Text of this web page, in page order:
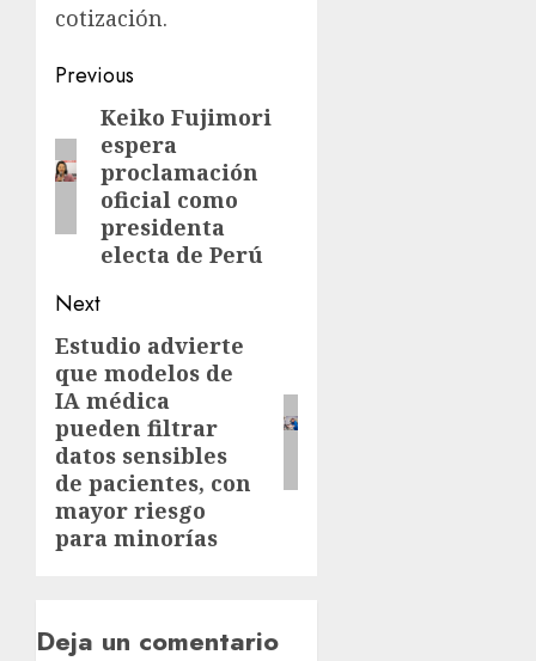
cotización.
Previous
Keiko Fujimori
espera
proclamación
oficial como
presidenta
electa de Perú
Next
Estudio advierte
que modelos de
IA médica
pueden filtrar
datos sensibles
de pacientes, con
mayor riesgo
para minorías
Deja un comentario